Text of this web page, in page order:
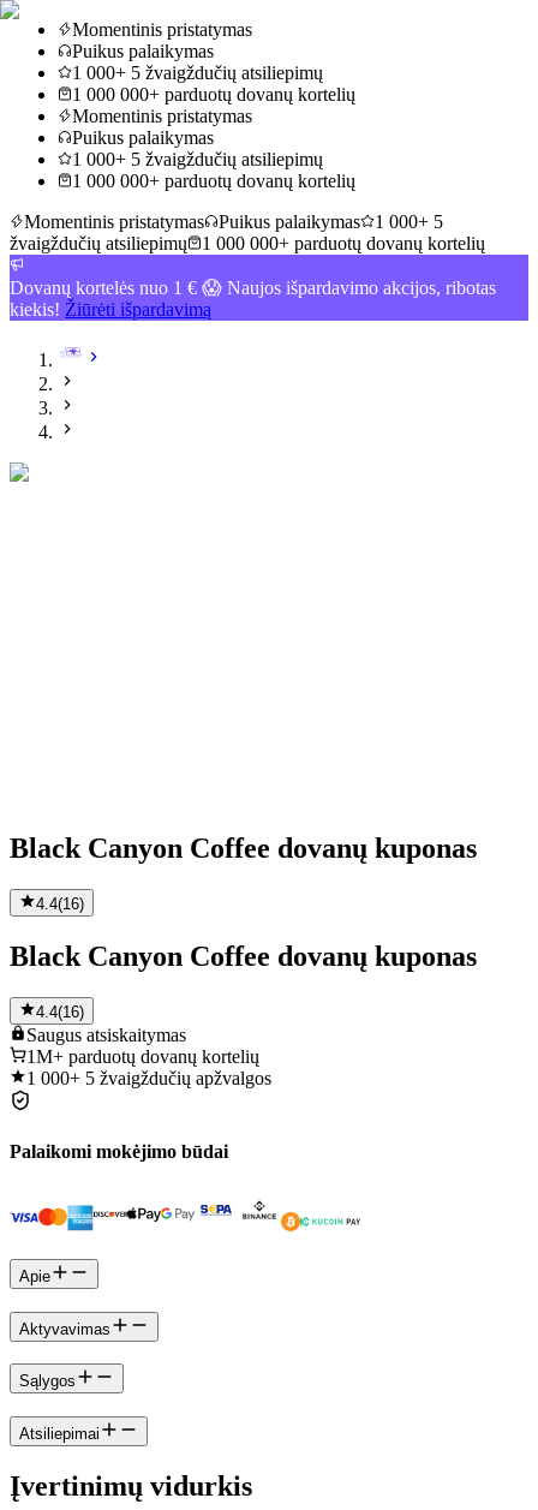
Momentinis pristatymas
Puikus palaikymas
1 000+ 5 žvaigždučių atsiliepimų
1 000 000+ parduotų dovanų kortelių
Momentinis pristatymas
Puikus palaikymas
1 000+ 5 žvaigždučių atsiliepimų
1 000 000+ parduotų dovanų kortelių
Momentinis pristatymas
Puikus palaikymas
1 000+ 5
žvaigždučių atsiliepimų
1 000 000+ parduotų dovanų kortelių
Dovanų kortelės nuo 1 € 😱 Naujos išpardavimo akcijos, ribotas
kiekis! Žiūrėti išpardavimą
Black Canyon Coffee dovanų kuponas
4.4(16)
Black Canyon Coffee dovanų kuponas
4.4(16)
Saugus atsiskaitymas
1M+ parduotų dovanų kortelių
1 000+ 5 žvaigždučių apžvalgos
Palaikomi mokėjimo būdai
Apie
Aktyvavimas
Sąlygos
Atsiliepimai
Įvertinimų vidurkis